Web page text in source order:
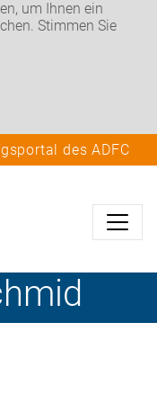
um Ihnen ein
Stimmen Sie
des ADFC